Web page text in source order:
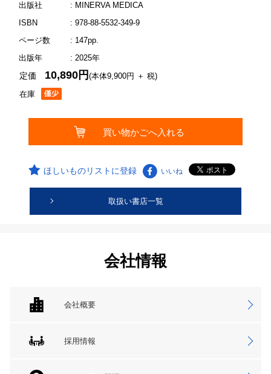
出版社
: MINERVA MEDICA
ISBN
: 978-88-5532-349-9
ページ数
: 147pp.
出版年
: 2025年
在庫
定価 10,890円(本体9,900円 ＋ 税)
ほしいものリストに登録 いいね
取扱い書店一覧
会社情報
会社概要
採用情報